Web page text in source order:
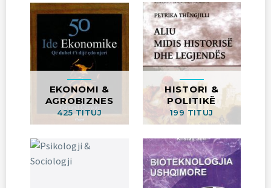
EKONOMI &
AGROBIZNES
425 TITUJ
HISTORI &
POLITIKË
199 TITUJ